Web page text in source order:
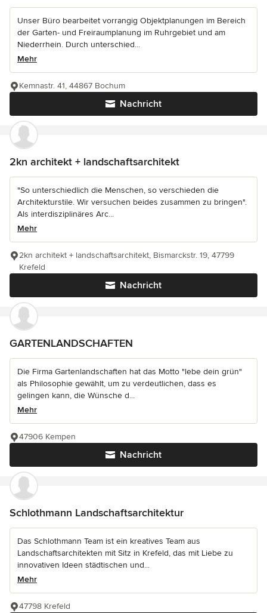
Unser Büro bearbeitet vorrangig Objektplanungen im Bereich
der Garten- und Freiraumplanung im Ruhrgebiet und am
Niederrhein. Durch unterschied...
Mehr
Nachricht
Kemnastr. 41, 44867 Bochum
2kn architekt + landschaftsarchitekt
"So unterschiedlich die Menschen, so verschieden die
Architekturstile. Wir versuchen beides zusammen zu bringen".
Als interdisziplinäres Arc...
Mehr
Nachricht
2kn architekt + landschaftsarchitekt, Bismarckstr. 19, 47799
Krefeld
GARTENLANDSCHAFTEN
Die Firma Gartenlandschaften hat das Motto "lebe dein grün"
als Philosophie gewählt, um zu verdeutlichen, dass es
gelingen kann, die Wünsche d...
Mehr
Nachricht
47906 Kempen
Schlothmann Landschaftsarchitektur
Das Schlothmann Team ist ein kreatives Team aus
Landschaftsarchitekten mit Sitz in Krefeld, das mit Liebe zu
innovativen Ideen städtischen und...
Mehr
47798 Krefeld